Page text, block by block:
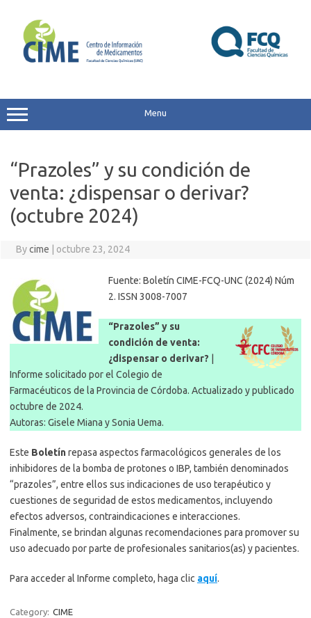
content
Menu
“Prazoles” y su condición de
venta: ¿dispensar o derivar?
(octubre 2024)
Bycime octubre 23, 2024
Fuente: Boletín CIME-FCQ-UNC (2024) Núm
2. ISSN 3008-7007
“Prazoles” y su
condición de venta:
¿dispensar o derivar?
Informe solicitado por el Colegio de
Farmacéuticos de la Provincia de Córdoba. Actualizado y publicado
octubre de 2024.
Autoras: Gisele Miana y Sonia Uema.
Este Boletínrepasa aspectos farmacológicos generales de los
inhibidores de la bomba de protones o IBP, también denominados
“prazoles”, entre ellos sus indicaciones de uso terapéutico y
cuestiones de seguridad de estos medicamentos, incluyendo
efectos adversos, contraindicaciones e interacciones.
Finalmente, se brindan algunas recomendaciones para promover su
uso adecuado por parte de profesionales sanitarios(as) y pacientes.
Para acceder al Informe completo, haga clic aquí.
Category: CIME